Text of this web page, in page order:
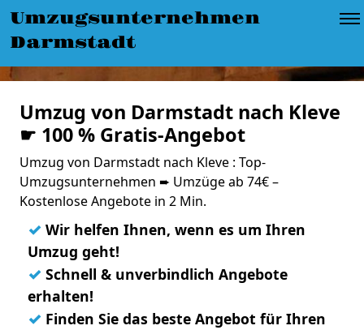
Umzugsunternehmen
Darmstadt
Umzug von Darmstadt nach Kleve
☛ 100 % Gratis-Angebot
Umzug von Darmstadt nach Kleve : Top-
Umzugsunternehmen ➨ Umzüge ab 74€ –
Kostenlose Angebote in 2 Min.
✓ Wir helfen Ihnen, wenn es um Ihren
Umzug geht!
✓ Schnell & unverbindlich Angebote
erhalten!
✓ Finden Sie das beste Angebot für Ihren